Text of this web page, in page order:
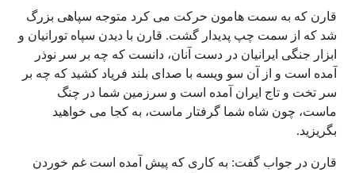
قارن که به سمت هامون حرکت می کرد متوجه سپاهی بزرگ
شد که از سمت چپ پدیدار گشت. قارن با دیدن سپاه تورانیان و
ابزار جنگی ایرانیان در دست آنان، دانست که چه بر سر نوذر
آمده است و از آن سو ویسه با صدای بلند فریاد کشید که چه بر
سر تخت و تاج ایران آمده است و سرزمین شما در چنگ
ماست، چون شاه شما گرفتار ماست، به کجا می خواهید
بگریزید.
قارن در جواب گفت: به کاری که پیش آمده است غم خوردن